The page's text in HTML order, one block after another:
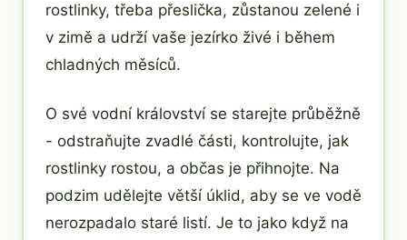
rostlinky, třeba přeslička, zůstanou zelené i
v zimě a udrží vaše jezírko živé i během
chladných měsíců.
O své vodní království se starejte průběžně
- odstraňujte zvadlé části, kontrolujte, jak
rostlinky rostou, a občas je přihnojte. Na
podzim udělejte větší úklid, aby se ve vodě
nerozpadalo staré listí. Je to jako když na